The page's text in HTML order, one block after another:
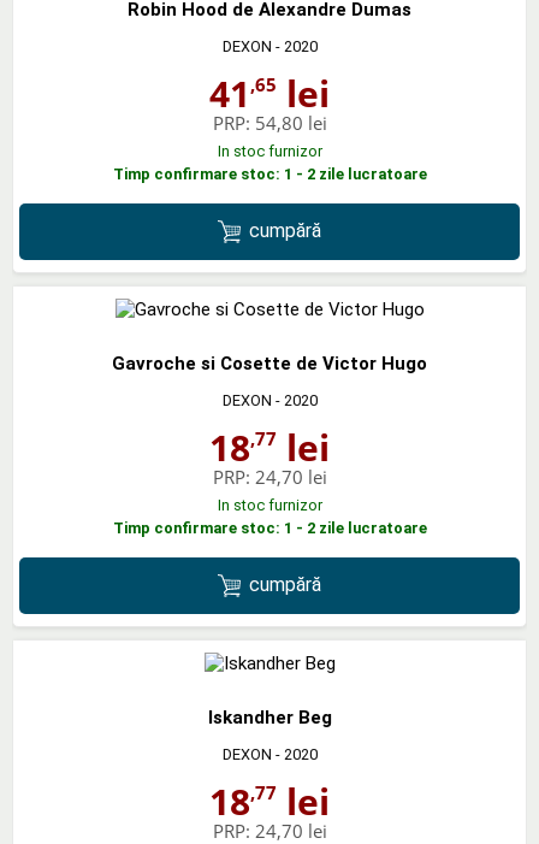
Robin Hood de Alexandre Dumas
DEXON - 2020
41 ,65 lei
PRP: 54,80 lei
In stoc furnizor
Timp confirmare stoc: 1 - 2 zile lucratoare
cumpără
Gavroche si Cosette de Victor Hugo
DEXON - 2020
18,77 lei
PRP: 24,70 lei
In stoc furnizor
Timp confirmare stoc: 1 - 2 zile lucratoare
cumpără
Iskandher Beg
DEXON - 2020
18,77 lei
PRP: 24,70 lei